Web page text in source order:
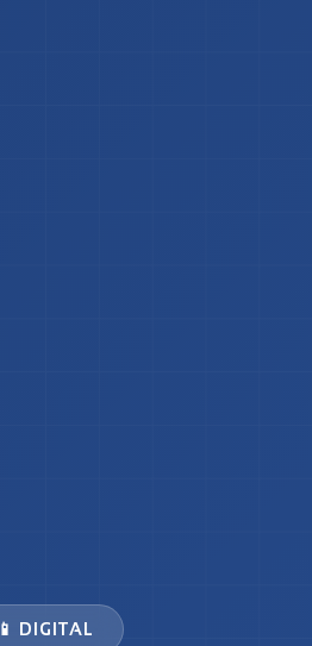
📱 DIGITAL